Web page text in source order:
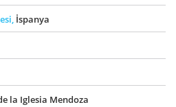
İspanya
la Iglesia Mendoza